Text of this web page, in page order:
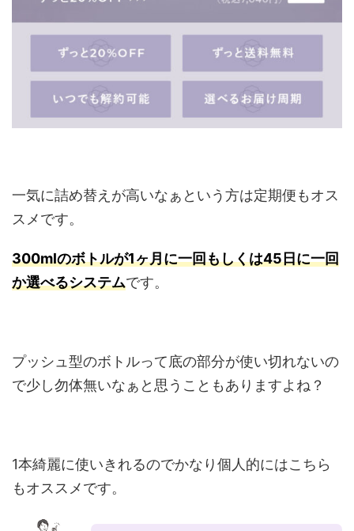
一気に詰め替えが高いなぁという方は定期便もオス
スメです。
300mlのボトルが1ヶ月に一回もしくは45日に一回
か選べるシステムです。
プッシュ型のボトルって底の部分が使い切れないの
で少し勿体無いなぁと思うこともありますよね？
1本綺麗に使いきれるのでかなり個人的にはこちら
もオススメです。